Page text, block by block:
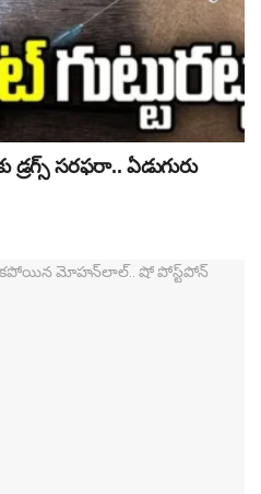
సరఫరా.. ఏడుగురు